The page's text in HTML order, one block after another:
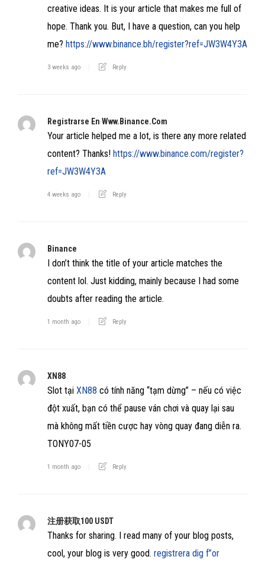
creative ideas. It is your article that makes me full of
hope. Thank you. But, I have a question, can you help
me? https://www.binance.bh/register?ref=JW3W4Y3A
3 weeks ago Reply
Registrarse En Www.binance.com
Your article helped me a lot, is there any more related
content? Thanks! https://www.binance.com/register?
ref=JW3W4Y3A
4 weeks ago Reply
Binance
I don’t think the title of your article matches the
content lol. Just kidding, mainly because I had some
doubts after reading the article.
1 month ago Reply
XN88
Slot tại XN88 có tính năng “tạm dừng” – nếu có việc
đột xuất, bạn có thể pause ván chơi và quay lại sau
mà không mất tiền cược hay vòng quay đang diễn ra.
TONY07-05
1 month ago Reply
注册获取100 USDT
Thanks for sharing. I read many of your blog posts,
cool, your blog is very good. registrera dig f”or